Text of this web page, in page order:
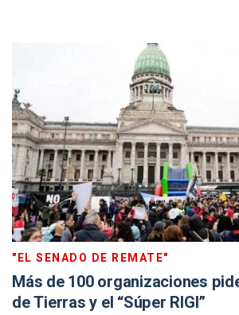
"EL SENADO DE REMATE"
Más de 100 organizaciones
de Tierras y el “Súper RIGI”